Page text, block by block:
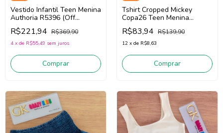
Vestido Infantil Teen Menina
Authoria R5396 (Off
White/Preto)
R$221,94 R$369,90
4 x de R$55,49 sem juros
Comprar
Tshirt Cropped Mickey
Copa26 Teen Menina
Authoria R6219
(Amarelo/Verde)
R$83,94 R$139,90
12 x de R$8,63
Comprar